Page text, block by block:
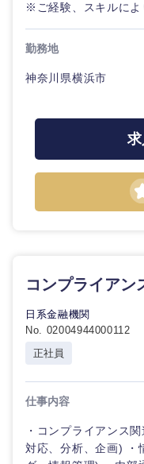
※ご経験、スキルによ
勤務地
神奈川県横浜市
コンプライアン
日系金融機関
No. 02004944000112
正社員
仕事内容
・コンプライアンス
対応、分析、企画) ・